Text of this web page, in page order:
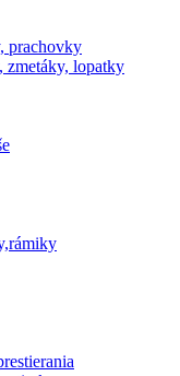
prachovky
zmetáky, lopatky